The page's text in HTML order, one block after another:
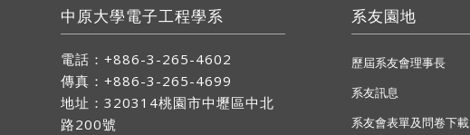
中原大學電子工程學系
電話：+886-3-265-4602
傳真：+886-3-265-4699
地址： 320314桃園市中壢區中北
路200號
系友園地
歷屆系友會理事長
系友訊息
系友會表單及問卷下載